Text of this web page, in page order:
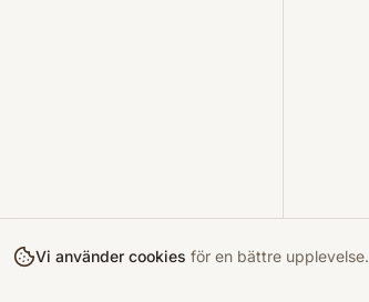
Vi använder cookies för en bättre upplevelse.